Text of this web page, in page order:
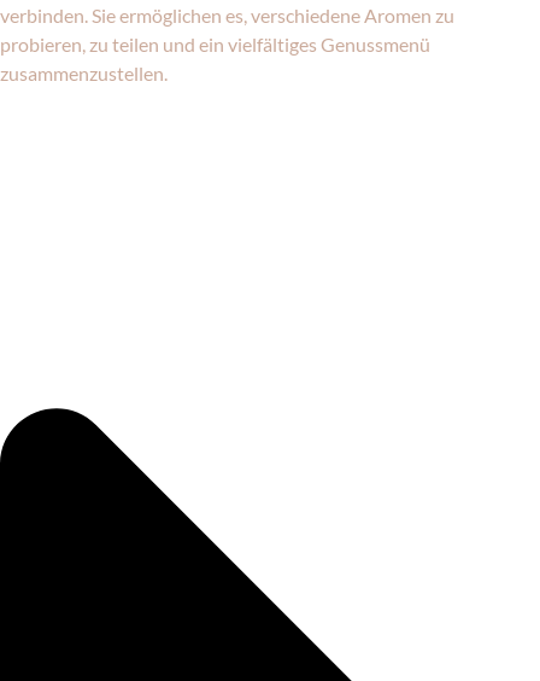
verbinden. Sie ermöglichen es, verschiedene Aromen zu
probieren, zu teilen und ein vielfältiges Genussmenü
zusammenzustellen.